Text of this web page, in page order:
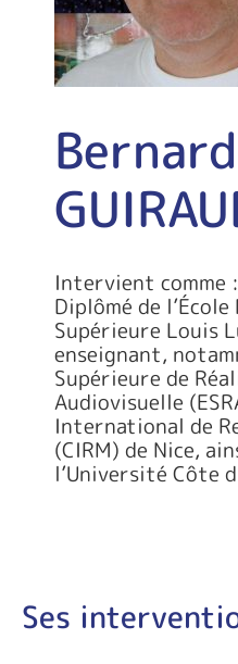
Bernard
Intervient comme
Diplômé de
Supérieure Louis
enseignant,
Supérieure de
Audiovisuelle
International de
(CIRM) de Nice,
l’Université Côte
Ses